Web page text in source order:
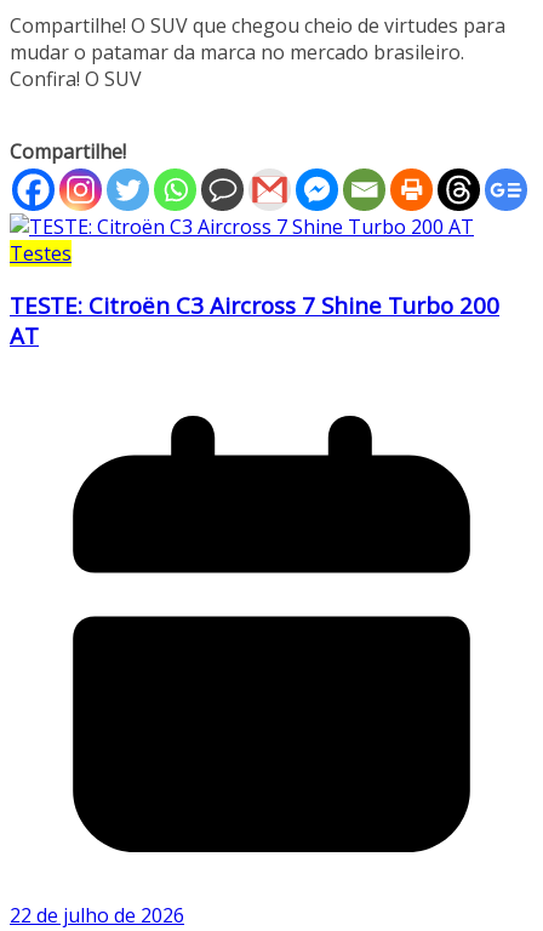
Compartilhe! O SUV que chegou cheio de virtudes para
mudar o patamar da marca no mercado brasileiro.
Confira! O SUV
Compartilhe!
Testes
TESTE: Citroën C3 Aircross 7 Shine Turbo 200
AT
22 de julho de 2026